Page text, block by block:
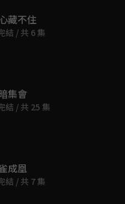
藏不住
結 / 共 6 集
集會
結 / 共 25 集
成凰
結 / 共 7 集